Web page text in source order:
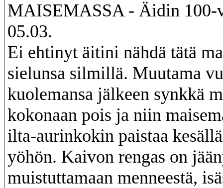
MAISEMASSA - Äidin 100-
05.03.
Ei ehtinyt äitini nähdä tätä
sielunsa silmillä. Muutama
kuolemansa jälkeen synkkä
kokonaan pois ja niin
ilta-aurinkokin paistaa
yöhön. Kaivon rengas on
muistuttamaan menneestä,